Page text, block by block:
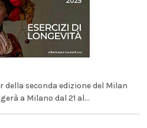
della seconda edizione del Milan
a Milano dal 21 al...